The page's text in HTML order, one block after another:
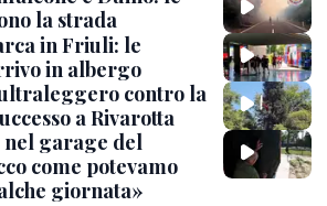
la strada
in Friuli: le
in albergo
contro la
a Rivarotta
nel garage del
come potevamo
giornata»